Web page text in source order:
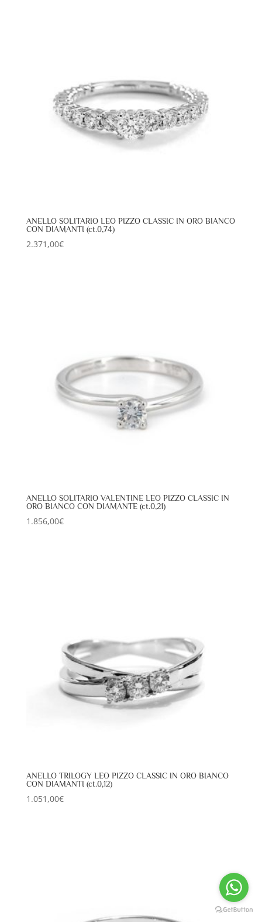
ANELLO SOLITARIO LEO PIZZO CLASSIC IN ORO BIANCO
CON DIAMANTI (ct.0,74)
2.371,00€
ANELLO SOLITARIO VALENTINE LEO PIZZO CLASSIC IN
ORO BIANCO CON DIAMANTE (ct.0,21)
1.856,00€
ANELLO TRILOGY LEO PIZZO CLASSIC IN ORO BIANCO
CON DIAMANTI (ct.0,12)
1.051,00€